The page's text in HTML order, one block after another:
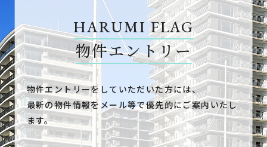
HARUMI FLAG
物件エントリー
物件エントリーをしていただいた方には、
最新の物件情報をメール等で優先的にご案内いたし
ます。